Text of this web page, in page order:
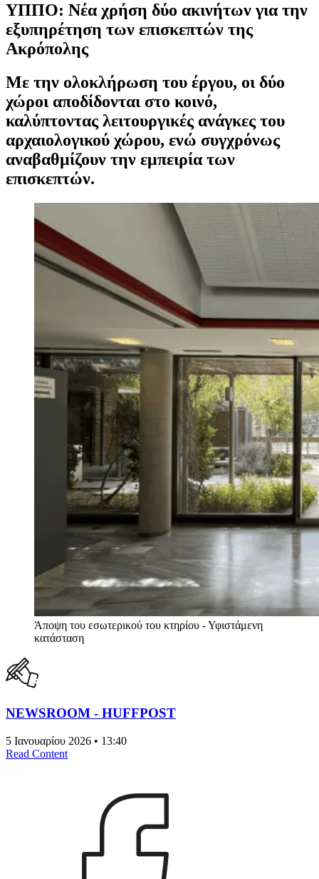
ΥΠΠΟ: Νέα χρήση δύο ακινήτων για την
εξυπηρέτηση των επισκεπτών της
Ακρόπολης
Με την ολοκλήρωση του έργου, οι δύο
χώροι αποδίδονται στο κοινό,
καλύπτοντας λειτουργικές ανάγκες του
αρχαιολογικού χώρου, ενώ συγχρόνως
αναβαθμίζουν την εμπειρία των
επισκεπτών.
Άποψη του εσωτερικού του κτηρίου - Υφιστάμενη
κατάσταση
NEWSROOM - HUFFPOST
5 Ιανουαρίου 2026 • 13:40
Read Content